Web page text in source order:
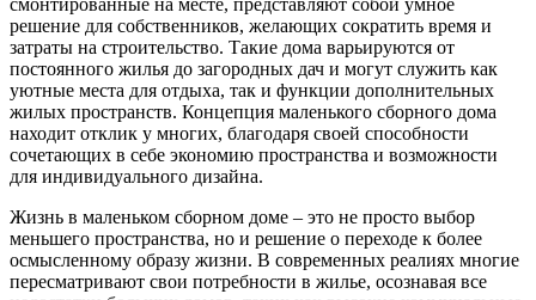
решение для собственников, желающих сократить время и
затраты на строительство. Такие дома варьируются от
постоянного жилья до загородных дач и могут служить как
уютные места для отдыха, так и функции дополнительных
жилых пространств. Концепция маленького сборного дома
находит отклик у многих, благодаря своей способности
сочетающих в себе экономию пространства и возможности
для индивидуального дизайна.
Жизнь в маленьком сборном доме – это не просто выбор
меньшего пространства, но и решение о переходе к более
осмысленному образу жизни. В современных реалиях многие
пересматривают свои потребности в жилье, осознавая все